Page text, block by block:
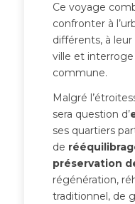
Ce voyage
confronter à
différents, à
ville et
commune.
Malgré
sera question d’
ses quartiers
de
préservation
régénération,
traditionnel, de